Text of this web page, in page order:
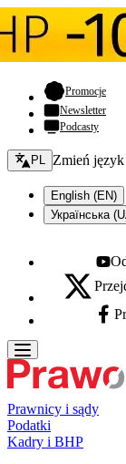
Promocje-
Newsletter
Podcasty
Zmień język -
PL Zmień
English (EN)
Українська
X - otwiera
Prawnicy i sądy
Podatki
Kadry i BHP